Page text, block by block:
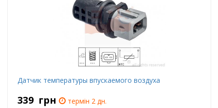
Датчик температуры впускаемого воздуха
339 грн
термін 2 дн.